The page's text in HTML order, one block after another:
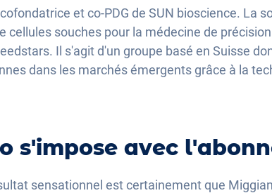
et co-PDG de SUN bioscience. La
cellules souches pour la médecine de
Il s'agit d'un groupe basé en Suisse
dans les marchés émergents grâce à la
s'impose avec
sensationnel est certainement que